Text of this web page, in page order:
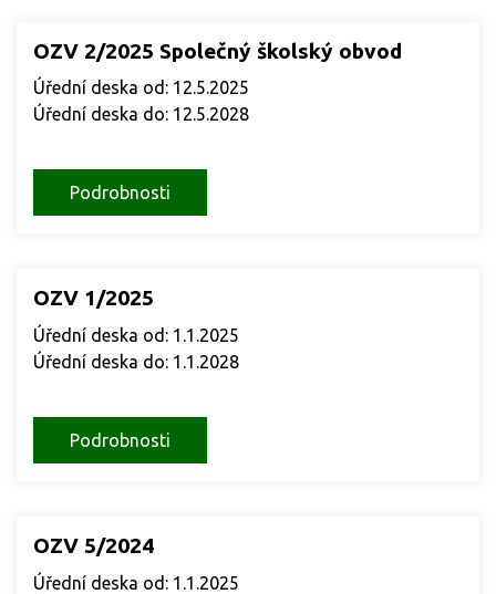
OZV 2/2025 Společný školský obvod
Úřední deska od: 12.5.2025
Úřední deska do: 12.5.2028
Podrobnosti
OZV 1/2025
Úřední deska od: 1.1.2025
Úřední deska do: 1.1.2028
Podrobnosti
OZV 5/2024
Úřední deska od: 1.1.2025